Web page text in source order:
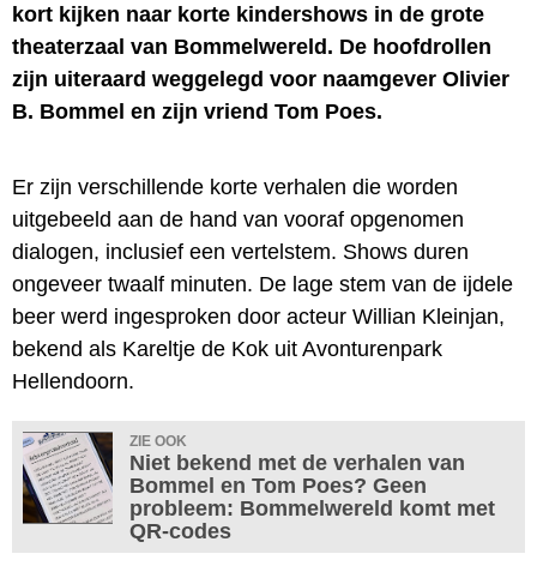
kort kijken naar korte kindershows in de grote
theaterzaal van Bommelwereld. De hoofdrollen
zijn uiteraard weggelegd voor naamgever Olivier
B. Bommel en zijn vriend Tom Poes.
Er zijn verschillende korte verhalen die worden
uitgebeeld aan de hand van vooraf opgenomen
dialogen, inclusief een vertelstem. Shows duren
ongeveer twaalf minuten. De lage stem van de ijdele
beer werd ingesproken door acteur Willian Kleinjan,
bekend als Kareltje de Kok uit Avonturenpark
Hellendoorn.
ZIE OOK
Niet bekend met de verhalen van
Bommel en Tom Poes? Geen
probleem: Bommelwereld komt met
QR-codes